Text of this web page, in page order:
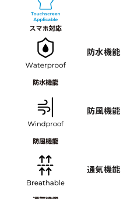
防水機能
防風機能
通気機能